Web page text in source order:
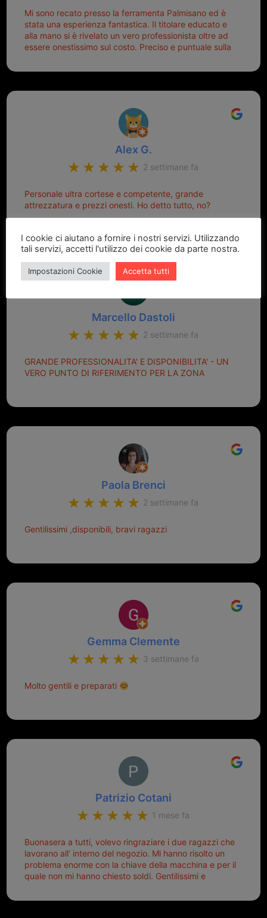
Mi sono recato presso la ferramenta Palmisano ed è
stata una esperienza fantastica. Il titolare educato e
alla mano si è rivelato un vero professionista oltre ad
essere onestissimo sul costo. Preciso e puntuale sulla
Alex G.
2 settimane fa
Personale ultra cortese e competente, grande
attrezzatura e prezzi onesti. Ho detto tutto, no?
Marcello Dastoli
2 settimane fa
GRANDE PROFESSIONALITA' E DISPONIBILITA' - UN
VERO PUNTO DI RIFERIMENTO PER LA ZONA
Paola Brenci
2 settimane fa
Gentilissimi ,disponibili, bravi ragazzi
Gemma Clemente
3 settimane fa
Molto gentili e preparati
Patrizio Cotani
1 mese fa
Buonasera a tutti, volevo ringraziare i due ragazzi che
lavorano all’ interno del negozio. Mi hanno risolto un
problema enorme con la chiave della macchina e per il
quale non mi hanno chiesto soldi. Gentilissimi e
Sicuramente tornerò qui per qualsiasi altro problema.
I cookie ci aiutano a fornire i nostri servizi. Utilizzando
tali servizi, accetti l'utilizzo dei cookie da parte nostra.
Impostazioni Cookie Accetta tutti